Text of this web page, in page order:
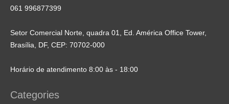
061 996877399
Setor Comercial Norte, quadra 01, Ed. América Office Tower,
Brasília, DF, CEP: 70702-000
Horário de atendimento 8:00 às - 18:00
Categories